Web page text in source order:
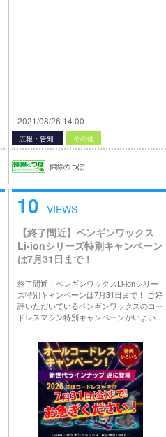
2021/08/26 14:00
広報・告知 その他
掃除のつぼ
10 VIEWS
【終了間近】ペンギンワックス
Li-ionシリーズ特別キャンペーン
は7月31日まで！
終了間近！ペンギンワックスLi-ionシリー
ズ特別キャンペーンは7月31日まで！ ご好
評いただいているペンギンワックスのコー
ドレスマシン特別キャンペーンがいよい…